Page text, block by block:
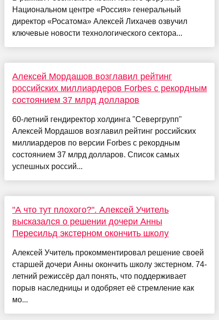
Национальном центре «Россия» генеральный
директор «Росатома» Алексей Лихачев озвучил
ключевые новости технологического сектора...
Алексей Мордашов возглавил рейтинг
российских миллиардеров Forbes с рекордным
состоянием 37 млрд долларов
60-летний гендиректор холдинга "Севергрупп"
Алексей Мордашов возглавил рейтинг российских
миллиардеров по версии Forbes с рекордным
состоянием 37 млрд долларов. Список самых
успешных россий...
"А что тут плохого?". Алексей Учитель
высказался о решении дочери Анны
Пересильд экстерном окончить школу
Алексей Учитель прокомментировал решение своей
старшей дочери Анны окончить школу экстерном. 74-
летний режиссёр дал понять, что поддерживает
порыв наследницы и одобряет её стремление как
мо...